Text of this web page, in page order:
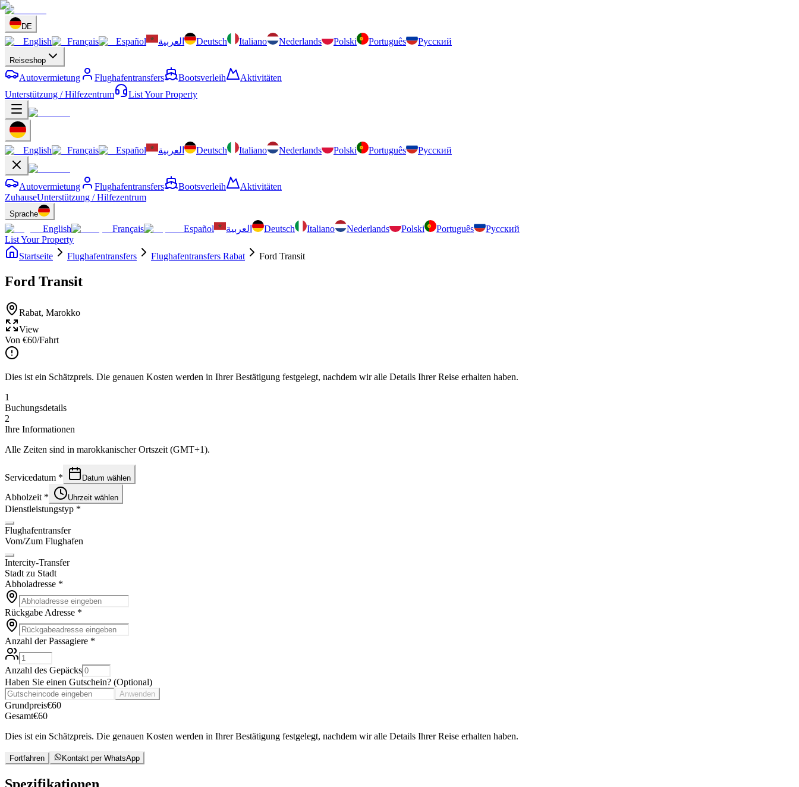
DE
English Français Español العربية Deutsch Italiano Nederlands Polski Português Русский
Reiseshop
Autovermietung Flughafentransfers Bootsverleih
Aktivitäten
Unterstützung / Hilfezentrum
List Your Property
English Français Español العربية Deutsch Italiano Nederlands Polski Português Русский
Autovermietung Flughafentransfers Bootsverleih
Aktivitäten
ZuhauseUnterstützung / Hilfezentrum
Sprache
English Français Español العربية Deutsch Italiano Nederlands Polski Português
Русский
List Your Property
Startseite
Flughafentransfers Flughafentransfers Rabat Ford Transit
Ford Transit
Rabat, Marokko
View
Von €60/Fahrt
Dies ist ein Schätzpreis. Die genauen Kosten werden in Ihrer Bestätigung festgelegt, nachdem wir alle Details Ihrer Reise erhalten haben.
1
Buchungsdetails
2
Ihre Informationen
Alle Zeiten sind in marokkanischer Ortszeit (GMT+1).
Servicedatum * Datum wählen
Abholzeit * Uhrzeit wählen
Dienstleistungstyp *
Flughafentransfer
Vom/Zum Flughafen
Intercity-Transfer
Stadt zu Stadt
Abholadresse *
Rückgabe Adresse *
Anzahl der Passagiere *
Anzahl des Gepäcks
Haben Sie einen Gutschein? (Optional)
Anwenden
Grundpreis€60
Gesamt€60
Dies ist ein Schätzpreis. Die genauen Kosten werden in Ihrer Bestätigung festgelegt, nachdem wir alle Details Ihrer Reise erhalten haben.
Fortfahren Kontakt per WhatsApp